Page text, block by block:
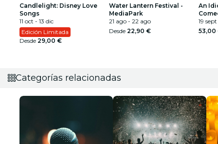
Candlelight: Disney Love
Songs
11 oct - 13 dic
Edición Limitada
Desde 29,00 €
Water Lantern Festival -
MediaPark
21 ago - 22 ago
Desde 22,90 €
An
19
53,00
Categorías relacionadas